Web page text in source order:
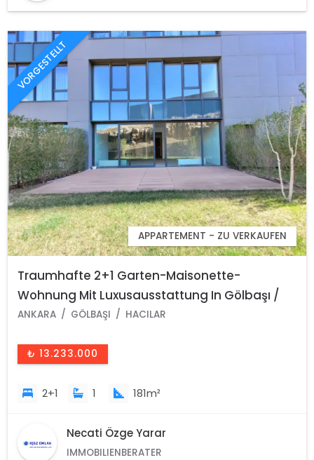
VORGESTELLT
APPARTEMENT - ZU VERKAUFEN
Traumhafte 2+1 Garten-Maisonette-
Wohnung Mit Luxusausstattung In Gölbaşı /
Ankara /Türkei
ANKARA GÖLBAŞI HACILAR
₺ 13.233.000
2+1 1 181m²
Necati Özge Yarar
IMMOBILIENBERATER